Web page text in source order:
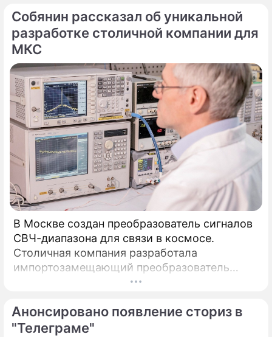
Собянин рассказал об уникальной
разработке столичной компании для
МКС
В Москве создан преобразователь сигналов
СВЧ-диапазона для связи в космосе.
Столичная компания разработала
импортозамещающий преобразователь
сигналов СВЧ-диапазона.
Анонсировано появление сториз в
"Телеграме"